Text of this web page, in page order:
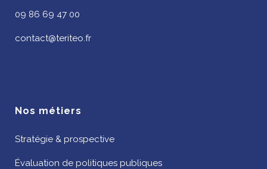
09 86 69 47 00
contact@teriteo.fr
Nos métiers
Stratégie & prospective
Évaluation de politiques publiques